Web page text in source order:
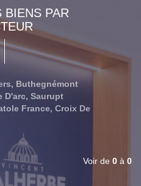
BIENS PAR
Buthegnémont
D'arc, Saurupt
France, Croix De
Voir de 0 à 0